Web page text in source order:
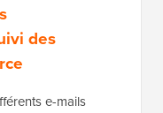
des
e-mails